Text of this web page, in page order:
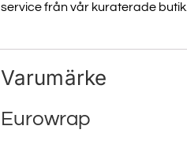
service från vår kuraterade butik.
Varumärke
Eurowrap